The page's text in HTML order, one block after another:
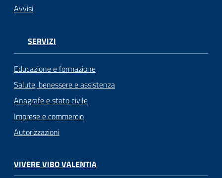
Avvisi
SERVIZI
Educazione e formazione
Salute, benessere e assistenza
Anagrafe e stato civile
Imprese e commercio
Autorizzazioni
VIVERE VIBO VALENTIA